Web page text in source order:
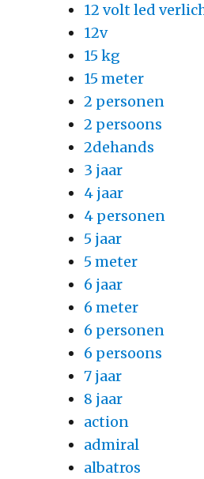
12 volt led
12v
15 kg
15 meter
2 personen
2 persoons
2dehands
3 jaar
4 jaar
4 personen
5 jaar
5 meter
6 jaar
6 meter
6 personen
6 persoons
7 jaar
8 jaar
action
admiral
albatros